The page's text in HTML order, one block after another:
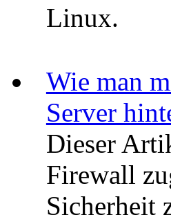
Linux.
Wie man
Server
Dieser
Firewall
Sicherheit